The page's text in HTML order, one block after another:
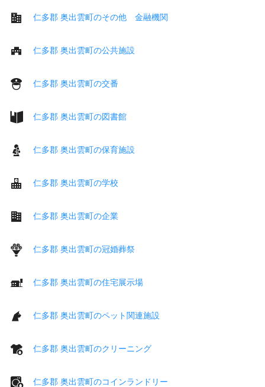
仁多郡 奥出雲町のその他 金融機関
仁多郡 奥出雲町の公共施設
仁多郡 奥出雲町の交番
仁多郡 奥出雲町の図書館
仁多郡 奥出雲町の保育施設
仁多郡 奥出雲町の学校
仁多郡 奥出雲町の企業
仁多郡 奥出雲町の冠婚葬祭
仁多郡 奥出雲町の住宅展示場
仁多郡 奥出雲町のペット関連施設
仁多郡 奥出雲町のクリーニング
仁多郡 奥出雲町のコインランドリー